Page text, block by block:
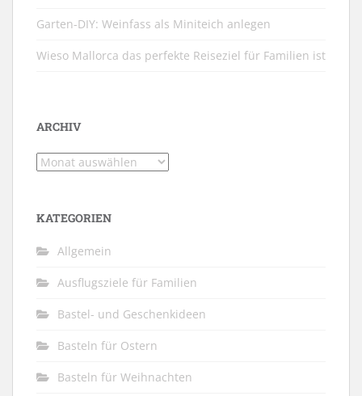
Garten-DIY: Weinfass als Miniteich anlegen
Wieso Mallorca das perfekte Reiseziel für Familien ist
ARCHIV
Archiv
KATEGORIEN
Allgemein
Ausflugsziele für Familien
Bastel- und Geschenkideen
Basteln für Ostern
Basteln für Weihnachten